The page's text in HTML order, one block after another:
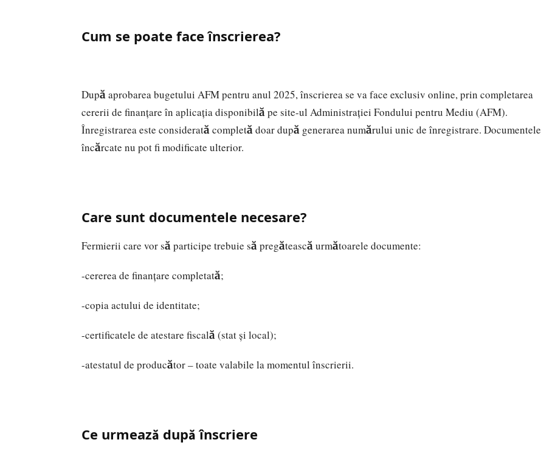
Cum se poate face înscrierea?
După aprobarea bugetului AFM pentru anul 2025, înscrierea se va face exclusiv online, prin completarea
cererii de finanțare în aplicația disponibilă pe site-ul Administrației Fondului pentru Mediu (AFM).
Înregistrarea este considerată completă doar după generarea numărului unic de înregistrare. Documentele
încărcate nu pot fi modificate ulterior.
Care sunt documentele necesare?
Fermierii care vor să participe trebuie să pregătească următoarele documente:
-cererea de finanțare completată;
-copia actului de identitate;
-certificatele de atestare fiscală (stat și local);
-atestatul de producător – toate valabile la momentul înscrierii.
Ce urmează după înscriere